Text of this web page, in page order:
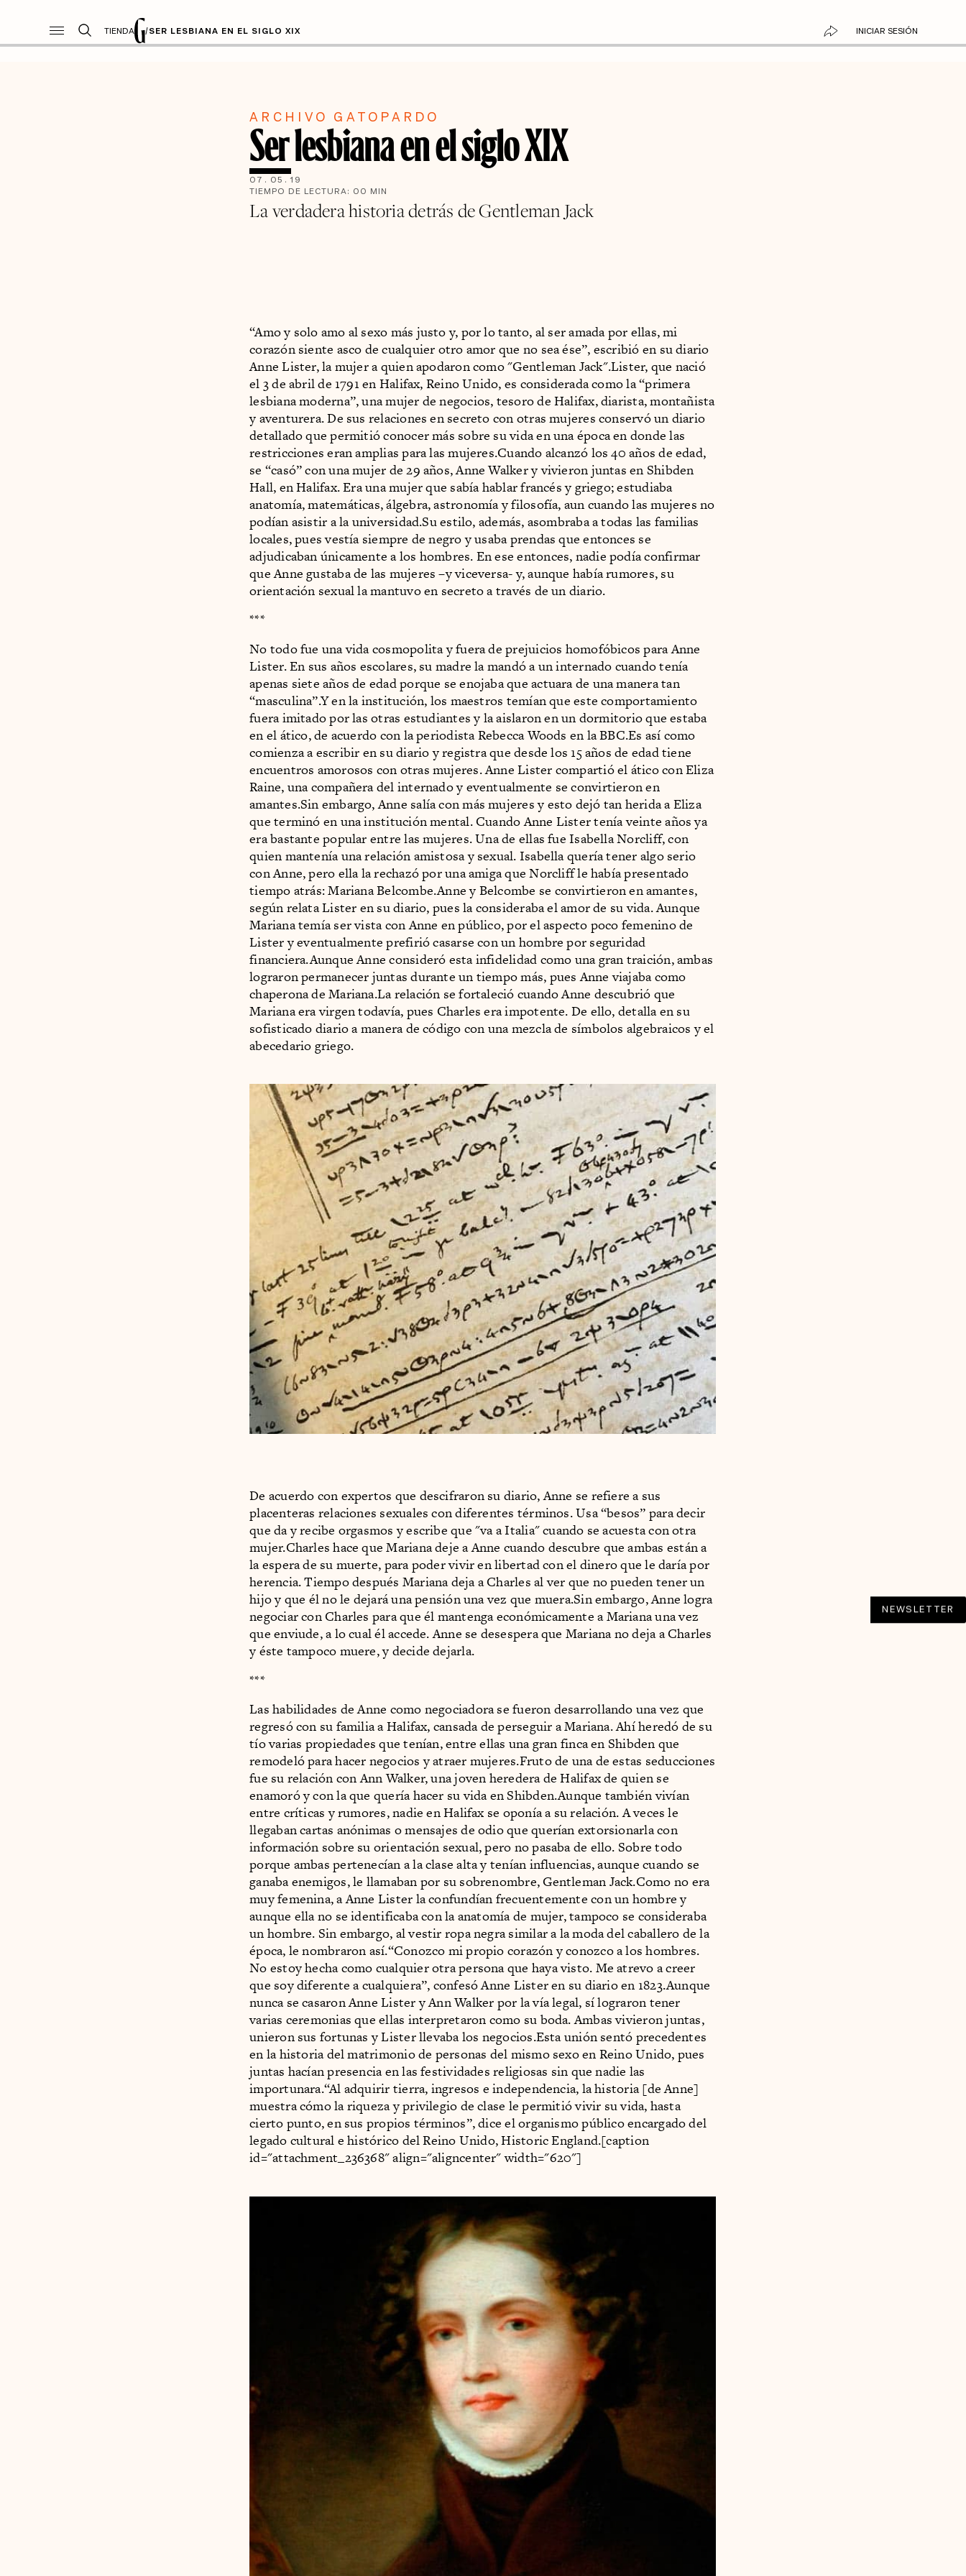
TIENDA /SER LESBIANA EN EL SIGLO XIX INICIAR SESIÓN
ARCHIVO GATOPARDO
Ser lesbiana en el siglo XIX
07 . 05 . 19
TIEMPO DE LECTURA: 00 MIN
La verdadera historia detrás de Gentleman Jack
“Amo y solo amo al sexo más justo y, por lo tanto, al ser amada por ellas, mi
corazón siente asco de cualquier otro amor que no sea ése”, escribió en su diario
Anne Lister, la mujer a quien apodaron como "Gentleman Jack".Lister, que nació
el 3 de abril de 1791 en Halifax, Reino Unido, es considerada como la “primera
lesbiana moderna”, una mujer de negocios, tesoro de Halifax, diarista, montañista
y aventurera. De sus relaciones en secreto con otras mujeres conservó un diario
detallado que permitió conocer más sobre su vida en una época en donde las
restricciones eran amplias para las mujeres.Cuando alcanzó los 40 años de edad,
se “casó” con una mujer de 29 años, Anne Walker y vivieron juntas en Shibden
Hall, en Halifax. Era una mujer que sabía hablar francés y griego; estudiaba
anatomía, matemáticas, álgebra, astronomía y filosofía, aun cuando las mujeres no
podían asistir a la universidad.Su estilo, además, asombraba a todas las familias
locales, pues vestía siempre de negro y usaba prendas que entonces se
adjudicaban únicamente a los hombres. En ese entonces, nadie podía confirmar
que Anne gustaba de las mujeres –y viceversa- y, aunque había rumores, su
orientación sexual la mantuvo en secreto a través de un diario.
***
No todo fue una vida cosmopolita y fuera de prejuicios homofóbicos para Anne
Lister. En sus años escolares, su madre la mandó a un internado cuando tenía
apenas siete años de edad porque se enojaba que actuara de una manera tan
“masculina”.Y en la institución, los maestros temían que este comportamiento
fuera imitado por las otras estudiantes y la aislaron en un dormitorio que estaba
en el ático, de acuerdo con la periodista Rebecca Woods en la BBC.Es así como
comienza a escribir en su diario y registra que desde los 15 años de edad tiene
encuentros amorosos con otras mujeres. Anne Lister compartió el ático con Eliza
Raine, una compañera del internado y eventualmente se convirtieron en
amantes.Sin embargo, Anne salía con más mujeres y esto dejó tan herida a Eliza
que terminó en una institución mental. Cuando Anne Lister tenía veinte años ya
era bastante popular entre las mujeres. Una de ellas fue Isabella Norcliff, con
quien mantenía una relación amistosa y sexual. Isabella quería tener algo serio
con Anne, pero ella la rechazó por una amiga que Norcliff le había presentado
tiempo atrás: Mariana Belcombe.Anne y Belcombe se convirtieron en amantes,
según relata Lister en su diario, pues la consideraba el amor de su vida. Aunque
Mariana temía ser vista con Anne en público, por el aspecto poco femenino de
Lister y eventualmente prefirió casarse con un hombre por seguridad
financiera.Aunque Anne consideró esta infidelidad como una gran traición, ambas
lograron permanecer juntas durante un tiempo más, pues Anne viajaba como
chaperona de Mariana.La relación se fortaleció cuando Anne descubrió que
Mariana era virgen todavía, pues Charles era impotente. De ello, detalla en su
sofisticado diario a manera de código con una mezcla de símbolos algebraicos y el
abecedario griego.
De acuerdo con expertos que descifraron su diario, Anne se refiere a sus
placenteras relaciones sexuales con diferentes términos. Usa “besos” para decir
que da y recibe orgasmos y escribe que "va a Italia" cuando se acuesta con otra
mujer.Charles hace que Mariana deje a Anne cuando descubre que ambas están a
la espera de su muerte, para poder vivir en libertad con el dinero que le daría por
herencia. Tiempo después Mariana deja a Charles al ver que no pueden tener un
hijo y que él no le dejará una pensión una vez que muera.Sin embargo, Anne logra
negociar con Charles para que él mantenga económicamente a Mariana una vez
que enviude, a lo cual él accede. Anne se desespera que Mariana no deja a Charles
y éste tampoco muere, y decide dejarla.
***
Las habilidades de Anne como negociadora se fueron desarrollando una vez que
regresó con su familia a Halifax, cansada de perseguir a Mariana. Ahí heredó de su
tío varias propiedades que tenían, entre ellas una gran finca en Shibden que
remodeló para hacer negocios y atraer mujeres.Fruto de una de estas seducciones
fue su relación con Ann Walker, una joven heredera de Halifax de quien se
enamoró y con la que quería hacer su vida en Shibden.Aunque también vivían
entre críticas y rumores, nadie en Halifax se oponía a su relación. A veces le
llegaban cartas anónimas o mensajes de odio que querían extorsionarla con
información sobre su orientación sexual, pero no pasaba de ello. Sobre todo
porque ambas pertenecían a la clase alta y tenían influencias, aunque cuando se
ganaba enemigos, le llamaban por su sobrenombre, Gentleman Jack.Como no era
muy femenina, a Anne Lister la confundían frecuentemente con un hombre y
aunque ella no se identificaba con la anatomía de mujer, tampoco se consideraba
un hombre. Sin embargo, al vestir ropa negra similar a la moda del caballero de la
época, le nombraron así.“Conozco mi propio corazón y conozco a los hombres.
No estoy hecha como cualquier otra persona que haya visto. Me atrevo a creer
que soy diferente a cualquiera”, confesó Anne Lister en su diario en 1823.Aunque
nunca se casaron Anne Lister y Ann Walker por la vía legal, sí lograron tener
varias ceremonias que ellas interpretaron como su boda. Ambas vivieron juntas,
unieron sus fortunas y Lister llevaba los negocios.Esta unión sentó precedentes
en la historia del matrimonio de personas del mismo sexo en Reino Unido, pues
juntas hacían presencia en las festividades religiosas sin que nadie las
importunara.“Al adquirir tierra, ingresos e independencia, la historia [de Anne]
muestra cómo la riqueza y privilegio de clase le permitió vivir su vida, hasta
cierto punto, en sus propios términos”, dice el organismo público encargado del
legado cultural e histórico del Reino Unido, Historic England.[caption
id="attachment_236368" align="aligncenter" width="620"]
NEWSLETTER